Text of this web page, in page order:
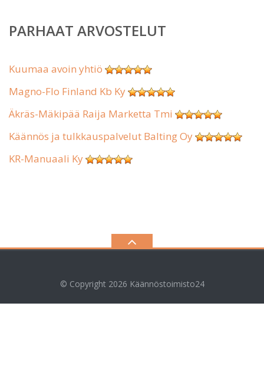
PARHAAT ARVOSTELUT
Kuumaa avoin yhtiö
Magno-Flo Finland Kb Ky
Äkräs-Mäkipää Raija Marketta Tmi
Käännös ja tulkkauspalvelut Balting Oy
KR-Manuaali Ky
© Copyright 2026 Käännöstoimisto24